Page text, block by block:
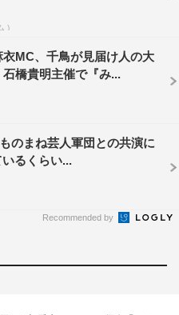
)
MC、千鳥が見届け人の大
橋貴明主催で『み...
のまね芸人軍団との共演に
いるくらい...
Recommended by